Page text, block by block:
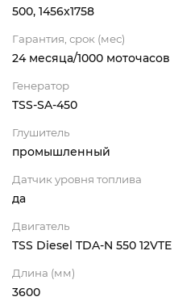
500, 1456x1758
Гарантия, срок (мес)
24 месяца/1000 моточасов
Генератор
TSS-SA-450
Глушитель
промышленный
Датчик уровня топлива
да
Двигатель
TSS Diesel TDA-N 550 12VTE
Длина (мм)
3600